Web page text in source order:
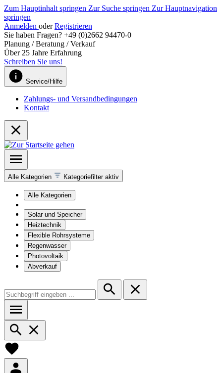
Zum Hauptinhalt springen Zur Suche springen Zur Hauptnavigation
springen
Anmelden oder Registrieren
Sie haben Fragen? +49 (0)2662 94470-0
Planung / Beratung / Verkauf
Über 25 Jahre Erfahrung
Schreiben Sie uns!
Service/Hilfe
Zahlungs- und Versandbedingungen
Kontakt
Alle Kategorien Kategoriefilter aktiv
Alle Kategorien
Solar und Speicher
Heiztechnik
Flexible Rohrsysteme
Regenwasser
Photovoltaik
Abverkauf